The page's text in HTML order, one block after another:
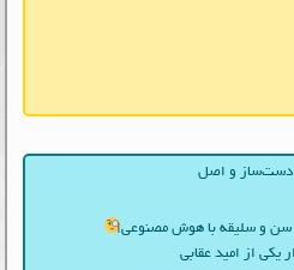
دست‌ساز و اصل
سن و سلیقه با هوش مصنوعی
یکی از امید عقابی